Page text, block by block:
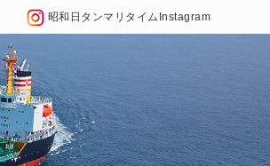
昭和日タンマリタイムInstagram